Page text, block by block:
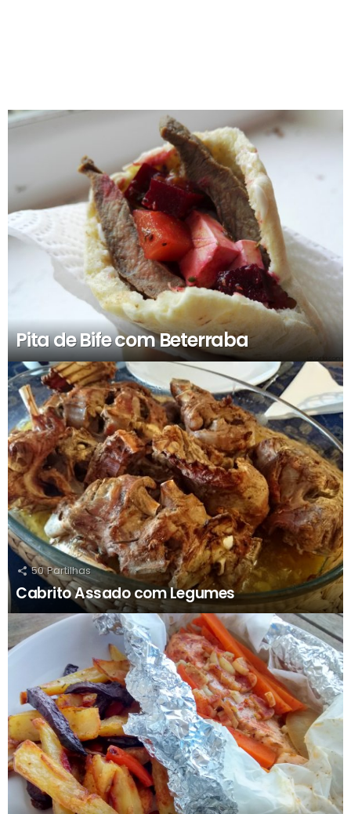
Pita de Bife com Beterraba
50 Partilhas
Cabrito Assado com Legumes